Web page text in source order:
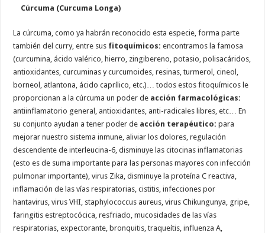
Cúrcuma (Curcuma Longa)
La cúrcuma, como ya habrán reconocido esta especie, forma parte
también del curry, entre sus fitoquímicos: encontramos la famosa
(curcumina, ácido valérico, hierro, zingibereno, potasio, polisacáridos,
antioxidantes, curcuminas y curcumoides, resinas, turmerol, cineol,
borneol, atlantona, ácido caprílico, etc.)… todos estos fitoquímicos le
proporcionan a la cúrcuma un poder de acción farmacológicas:
antiinflamatorio general, antioxidantes, anti-radicales libres, etc… En
su conjunto ayudan a tener poder de acción terapéutico: para
mejorar nuestro sistema inmune, aliviar los dolores, regulación
descendente de interleucina-6, disminuye las citocinas inflamatorias
(esto es de suma importante para las personas mayores con infección
pulmonar importante), virus Zika, disminuye la proteína C reactiva,
inflamación de las vías respiratorias, cistitis, infecciones por
hantavirus, virus VHI, staphylococcus aureus, virus Chikungunya, gripe,
faringitis estreptocócica, resfriado, mucosidades de las vías
respiratorias, expectorante, bronquitis, traqueítis, influenza A,